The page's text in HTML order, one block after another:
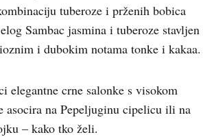
tuberoze i prženih bobica
Sambac jasmina i tuberoze stavljen
i dubokim notama tonke i kakaa.
elegantne crne salonke s visokom
asocira na Pepeljuginu cipelicu ili na
– kako tko želi.